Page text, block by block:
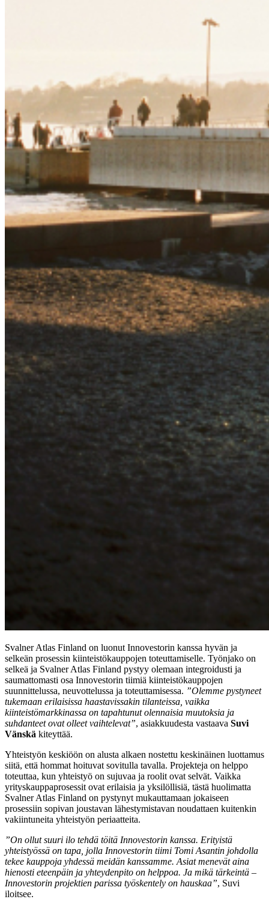
Svalner Atlas Finland on luonut Innovestorin kanssa hyvän ja
selkeän prosessin kiinteistökauppojen toteuttamiselle. Työnjako on
selkeä ja Svalner Atlas Finland pystyy olemaan integroidusti ja
saumattomasti osa Innovestorin tiimiä kiinteistökauppojen
suunnittelussa, neuvottelussa ja toteuttamisessa. ”Olemme pystyneet
tukemaan erilaisissa haastavissakin tilanteissa, vaikka
kiinteistömarkkinassa on tapahtunut olennaisia muutoksia ja
suhdanteet ovat olleet vaihtelevat”, asiakkuudesta vastaava Suvi
Vänskä kiteyttää.
Yhteistyön keskiöön on alusta alkaen nostettu keskinäinen luottamus
siitä, että hommat hoituvat sovitulla tavalla. Projekteja on helppo
toteuttaa, kun yhteistyö on sujuvaa ja roolit ovat selvät. Vaikka
yrityskauppaprosessit ovat erilaisia ja yksilöllisiä, tästä huolimatta
Svalner Atlas Finland on pystynyt mukauttamaan jokaiseen
prosessiin sopivan joustavan lähestymistavan noudattaen kuitenkin
vakiintuneita yhteistyön periaatteita.
”On ollut suuri ilo tehdä töitä Innovestorin kanssa. Erityistä
yhteistyössä on tapa, jolla Innovestorin tiimi Tomi Asantin johdolla
tekee kauppoja yhdessä meidän kanssamme. Asiat menevät aina
hienosti eteenpäin ja yhteydenpito on helppoa. Ja mikä tärkeintä –
Innovestorin projektien parissa työskentely on hauskaa”, Suvi
iloitsee.